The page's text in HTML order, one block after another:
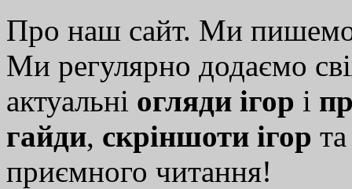
Про наш сайт. Ми
Ми регулярно додаємо
актуальні огляди ігор і
гайди, скріншоти ігор
приємного читання!